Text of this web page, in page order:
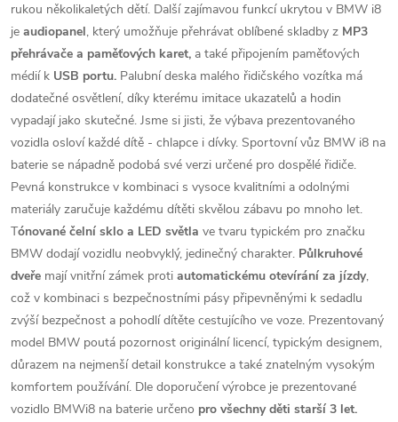
rukou několikaletých dětí. Další zajímavou funkcí ukrytou v BMW i8
je audiopanel, který umožňuje přehrávat oblíbené skladby z MP3
přehrávače a paměťových karet, a také připojením paměťových
médií k USB portu. Palubní deska malého řidičského vozítka má
dodatečné osvětlení, díky kterému imitace ukazatelů a hodin
vypadají jako skutečné. Jsme si jisti, že výbava prezentovaného
vozidla osloví každé dítě - chlapce i dívky. Sportovní vůz BMW i8 na
baterie se nápadně podobá své verzi určené pro dospělé řidiče.
Pevná konstrukce v kombinaci s vysoce kvalitními a odolnými
materiály zaručuje každému dítěti skvělou zábavu po mnoho let.
Tónované čelní sklo a LED světla ve tvaru typickém pro značku
BMW dodají vozidlu neobvyklý, jedinečný charakter. Půlkruhové
dveře mají vnitřní zámek proti automatickému otevírání za jízdy,
což v kombinaci s bezpečnostními pásy připevněnými k sedadlu
zvýší bezpečnost a pohodlí dítěte cestujícího ve voze. Prezentovaný
model BMW poutá pozornost originální licencí, typickým designem,
důrazem na nejmenší detail konstrukce a také znatelným vysokým
komfortem používání. Dle doporučení výrobce je prezentované
vozidlo BMWi8 na baterie určeno pro všechny děti starší 3 let.